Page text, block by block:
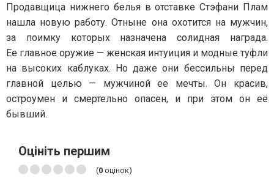
Продавщица нижнего белья в отставке Стэфани Плам
нашла новую работу. Отныне она охотится на мужчин,
за поимку которых назначена солидная награда.
Ее главное оружие — женская интуиция и модные туфли
на высоких каблуках. Но даже они бессильны перед
главной целью — мужчиной ее мечты. Он красив,
остроумен и смертельно опасен, и при этом он её
бывший.
Оцініть першим
(0 оцінок)